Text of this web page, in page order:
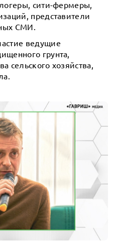
сити-фермеры,
представители
СМИ.
ведущие
грунта,
сельского хозяйства,